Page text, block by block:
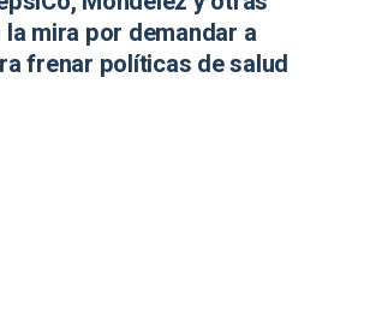
mira por demandar a
frenar políticas de salud